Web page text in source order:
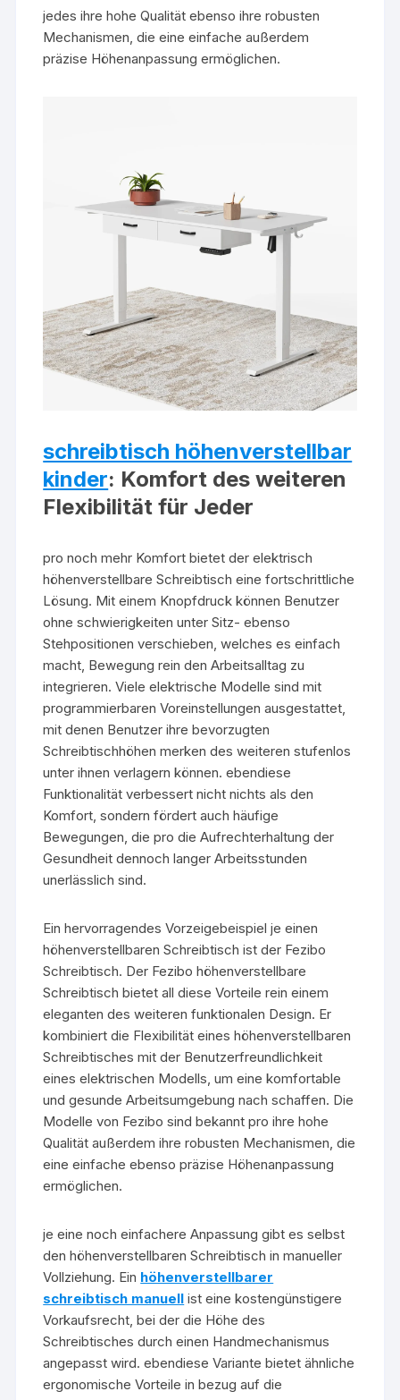
jedes ihre hohe Qualität ebenso ihre robusten
Mechanismen, die eine einfache außerdem
präzise Höhenanpassung ermöglichen.
schreibtisch höhenverstellbar
kinder: Komfort des weiteren
Flexibilität für Jeder
pro noch mehr Komfort bietet der elektrisch
höhenverstellbare Schreibtisch eine fortschrittliche
Lösung. Mit einem Knopfdruck können Benutzer
ohne schwierigkeiten unter Sitz- ebenso
Stehpositionen verschieben, welches es einfach
macht, Bewegung rein den Arbeitsalltag zu
integrieren. Viele elektrische Modelle sind mit
programmierbaren Voreinstellungen ausgestattet,
mit denen Benutzer ihre bevorzugten
Schreibtischhöhen merken des weiteren stufenlos
unter ihnen verlagern können. ebendiese
Funktionalität verbessert nicht nichts als den
Komfort, sondern fördert auch häufige
Bewegungen, die pro die Aufrechterhaltung der
Gesundheit dennoch langer Arbeitsstunden
unerlässlich sind.
Ein hervorragendes Vorzeigebeispiel je einen
höhenverstellbaren Schreibtisch ist der Fezibo
Schreibtisch. Der Fezibo höhenverstellbare
Schreibtisch bietet all diese Vorteile rein einem
eleganten des weiteren funktionalen Design. Er
kombiniert die Flexibilität eines höhenverstellbaren
Schreibtisches mit der Benutzerfreundlichkeit
eines elektrischen Modells, um eine komfortable
und gesunde Arbeitsumgebung nach schaffen. Die
Modelle von Fezibo sind bekannt pro ihre hohe
Qualität außerdem ihre robusten Mechanismen, die
eine einfache ebenso präzise Höhenanpassung
ermöglichen.
je eine noch einfachere Anpassung gibt es selbst
den höhenverstellbaren Schreibtisch in manueller
Vollziehung. Ein höhenverstellbarer
schreibtisch manuell ist eine kostengünstigere
Vorkaufsrecht, bei der die Höhe des
Schreibtisches durch einen Handmechanismus
angepasst wird. ebendiese Variante bietet ähnliche
ergonomische Vorteile in bezug auf die